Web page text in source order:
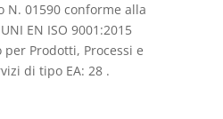
N. 01590 conforme alla
EN ISO 9001:2015
per Prodotti, Processi e
di tipo EA: 28 .